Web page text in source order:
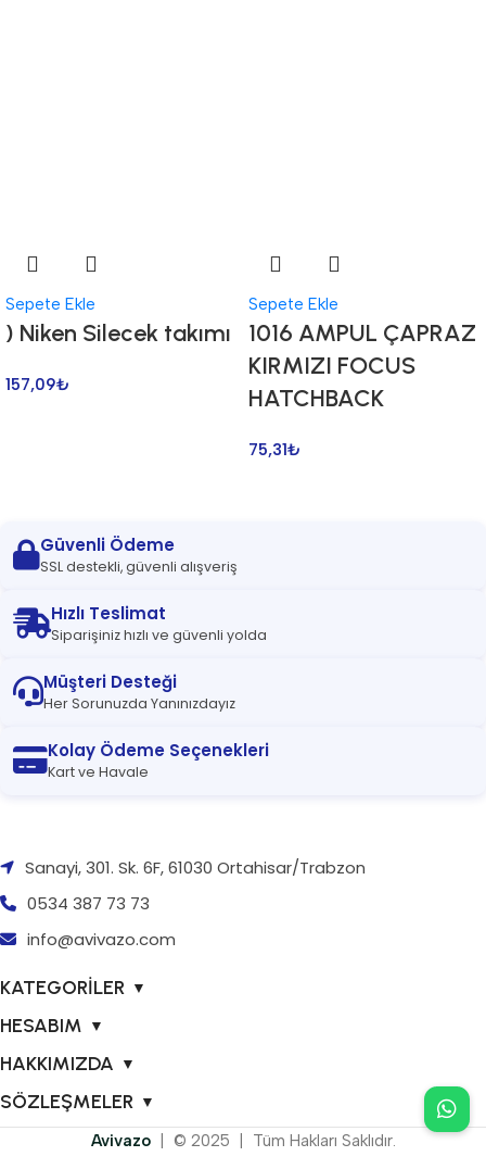
Sepete Ekle
) Niken Silecek takımı
157,09₺
Sepete Ekle
1016 AMPUL ÇAPRAZ
KIRMIZI FOCUS
HATCHBACK
75,31₺
Güvenli Ödeme
SSL destekli, güvenli alışveriş
Hızlı Teslimat
Siparişiniz hızlı ve güvenli yolda
Müşteri Desteği
Her Sorunuzda Yanınızdayız
Kolay Ödeme Seçenekleri
Kart ve Havale
Sanayi, 301. Sk. 6F, 61030 Ortahisar/Trabzon
0534 387 73 73
info@avivazo.com
KATEGORİLER ▼
HESABIM ▼
HAKKIMIZDA ▼
SÖZLEŞMELER ▼
Avivazo | © 2025 | Tüm Hakları Saklıdır.